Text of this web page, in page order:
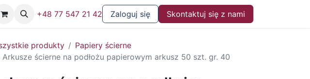
+48 77 547 21 42 Zaloguj się Skontaktuj się z nami
produkty
Papiery ścierne
Arkusze ścierne na podłożu papierowym arkusz 50 szt. gr. 40